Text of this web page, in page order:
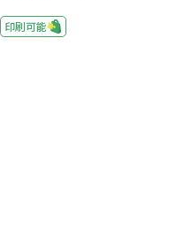
印刷可能